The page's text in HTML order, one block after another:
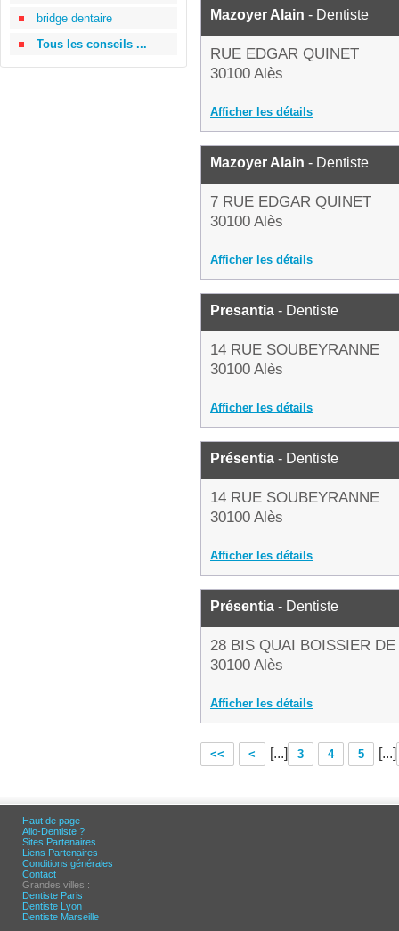
bridge dentaire
Tous les conseils ...
Mazoyer Alain - Dentiste
RUE EDGAR QUINET
30100 Alès
Afficher les détails
Mazoyer Alain - Dentiste
7 RUE EDGAR QUINET
30100 Alès
Afficher les détails
Presantia - Dentiste
14 RUE SOUBEYRANNE
30100 Alès
Afficher les détails
Présentia - Dentiste
14 RUE SOUBEYRANNE
30100 Alès
Afficher les détails
Présentia - Dentiste
28 BIS QUAI BOISSIER
30100 Alès
Afficher les détails
<< < [...] 3 4 5 [...]
Haut de page
Allo-Dentiste ?
Sites Partenaires
Liens Partenaires
Conditions générales
Contact
Grandes villes :
Dentiste Paris
Dentiste Lyon
Dentiste Marseille